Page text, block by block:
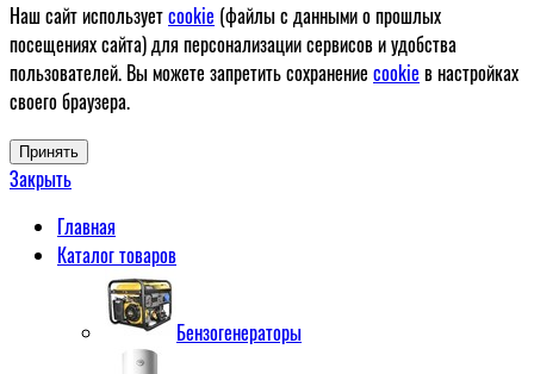
Наш сайт используетcookie (файлы с данными о прошлых
посещениях сайта) для персонализации сервисов и удобства
пользователей. Вы можете запретить сохранение cookie в настройках
своего браузера.
Принять
Закрыть
Главная
Каталог товаров
Бензогенераторы